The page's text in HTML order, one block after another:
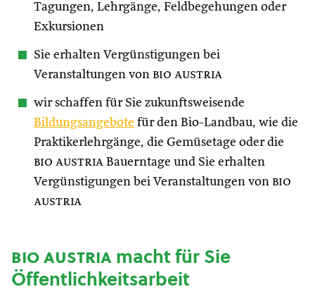
Tagungen, Lehrgänge, Feldbegehungen oder
Exkursionen
Sie erhalten Vergünstigungen bei
Veranstaltungen von bio austria
wir schaffen für Sie zukunftsweisende
Bildungsangebote für den Bio-Landbau, wie die
Praktikerlehrgänge, die Gemüsetage oder die
bio austria Bauerntage und Sie erhalten
Vergünstigungen bei Veranstaltungen von bio
austria
bio austriamacht für Sie
Öffentlichkeitsarbeit